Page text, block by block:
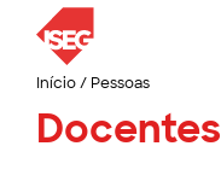
Início/ Pessoas
Docentes